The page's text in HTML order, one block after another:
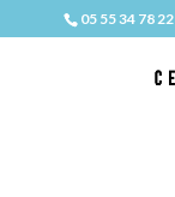
05 55 34 78 22